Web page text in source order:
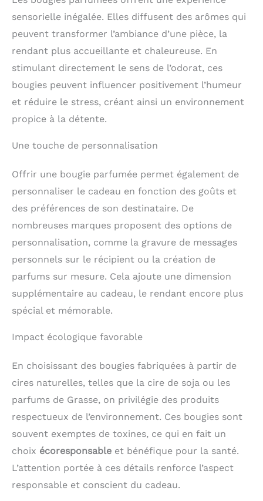
sensorielle inégalée. Elles diffusent des arômes qui
peuvent transformer l’ambiance d’une pièce, la
rendant plus accueillante et chaleureuse. En
stimulant directement le sens de l’odorat, ces
bougies peuvent influencer positivement l’humeur
et réduire le stress, créant ainsi un environnement
propice à la détente.
Une touche de personnalisation
Offrir une bougie parfumée permet également de
personnaliser le cadeau en fonction des goûts et
des préférences de son destinataire. De
nombreuses marques proposent des options de
personnalisation, comme la gravure de messages
personnels sur le récipient ou la création de
parfums sur mesure. Cela ajoute une dimension
supplémentaire au cadeau, le rendant encore plus
spécial et mémorable.
Impact écologique favorable
En choisissant des bougies fabriquées à partir de
cires naturelles, telles que la cire de soja ou les
parfums de Grasse, on privilégie des produits
respectueux de l’environnement. Ces bougies sont
souvent exemptes de toxines, ce qui en fait un
choix écoresponsable et bénéfique pour la santé.
L’attention portée à ces détails renforce l’aspect
responsable et conscient du cadeau.